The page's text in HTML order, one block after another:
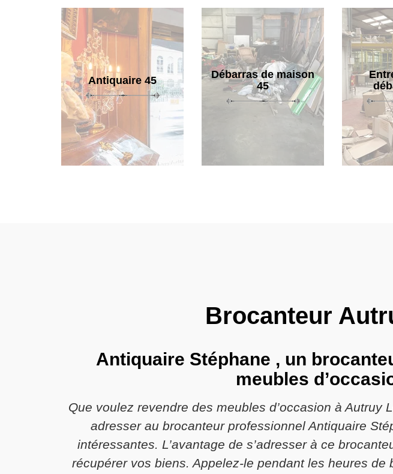
Antiquaire 45
Débarras de maison
45
Brocanteur
Antiquaire Stéphane , un
meubles
Que voulez revendre des meubles d’occasion à
adresser au brocanteur professionnel Antiquaire
intéressantes. L’avantage de s’adresser à ce
récupérer vos biens. Appelez-le pendant les heures